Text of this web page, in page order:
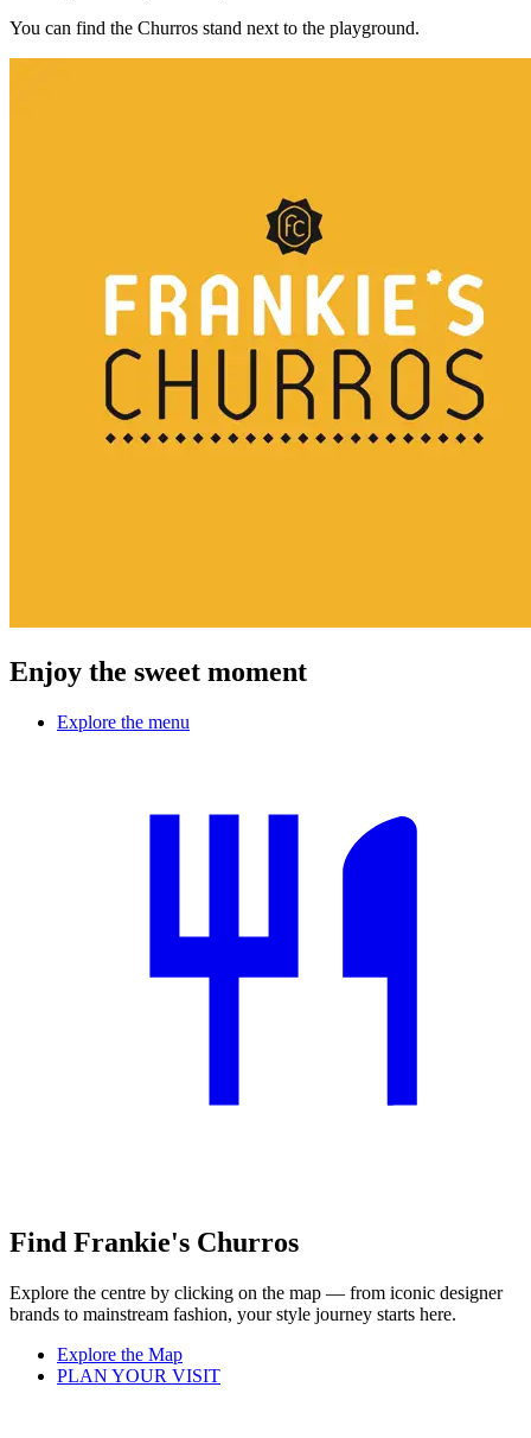
You can find the Churros stand next to the playground.
Enjoy the sweet moment
Explore the menu
Find Frankie's Churros
Explore the centre by clicking on the map — from iconic designer
brands to mainstream fashion, your style journey starts here.
Explore the Map
PLAN YOUR VISIT